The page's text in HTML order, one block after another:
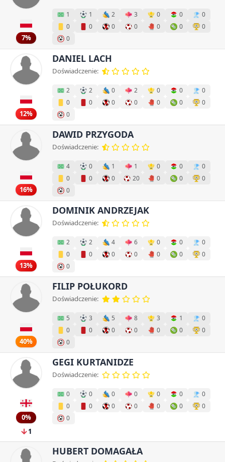
7%
1 1 2 3 0 0
0
0
0 0 0 0 0
0
0
12%
DANIEL LACH
Doświadczenie:
2 2 0 2 0 0
0
0
0 0 0 0 0
0
0
16%
DAWID PRZYGODA
Doświadczenie:
4 0 1 1 0 0
0
0
0 0 20 0 0
0
0
13%
DOMINIK ANDRZEJAK
Doświadczenie:
2 2 4 6 0 0
0
0
0 0 0 0 0
0
0
40%
FILIP POŁUKORD
Doświadczenie:
5 3 5 8 3 1
0
0
0 0 0 0 0
0
0
0%
1
GEGI KURTANIDZE
Doświadczenie:
0 0 0 0 0 0
0
0
0 0 0 0 0
0
0
HUBERT DOMAGAŁA